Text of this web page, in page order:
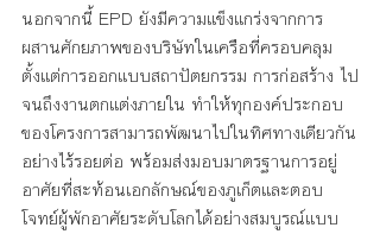
นอกจากนี้ EPD ยังมีความแข็งแกร่งจากการ
ผสานศักยภาพของบริษัทในเครือที่ครอบคลุม
ตั้งแต่การออกแบบสถาปัตยกรรม การก่อสร้าง ไป
จนถึงงานตกแต่งภายใน ทำให้ทุกองค์ประกอบ
ของโครงการสามารถพัฒนาไปในทิศทางเดียวกัน
อย่างไร้รอยต่อ พร้อมส่งมอบมาตรฐานการอยู่
อาศัยที่สะท้อนเอกลักษณ์ของภูเก็ตและตอบ
โจทย์ผู้พักอาศัยระดับโลกได้อย่างสมบูรณ์แบบ